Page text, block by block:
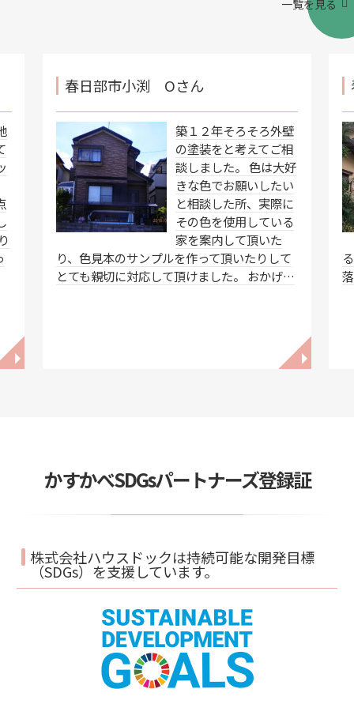
一覧を見る
◥
春日部市小渕 Oさん
築１２年そろそろ外壁
の塗装をと考えてご相
談しました。 色は大好
きな色でお願いしたい
と相談した所、実際に
その色を使用している
家を案内して頂いた
り、色見本のサンプルを作って頂いたりして
とても親切に対応して頂けました。 おかげ…
◥
かすかべSDGsパートナーズ登録証
株式会社ハウスドックは持続可能な開発目標
（SDGs）を支援しています。